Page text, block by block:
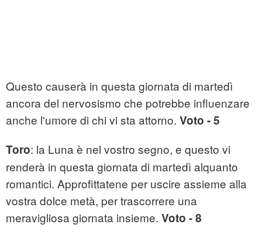
Questo causerà in questa giornata di martedì
ancora del nervosismo che potrebbe influenzare
anche l'umore di chi vi sta attorno. Voto - 5
Toro: la Luna è nel vostro segno, e questo vi
renderà in questa giornata di martedì alquanto
romantici. Approfittatene per uscire assieme alla
vostra dolce metà, per trascorrere una
meravigliosa giornata insieme. Voto - 8